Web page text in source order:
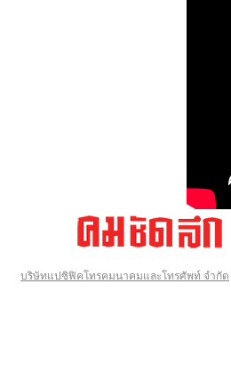
บริษัทแปซิฟิคโทรคมนาคมและโทรศัพท์ จำกัด